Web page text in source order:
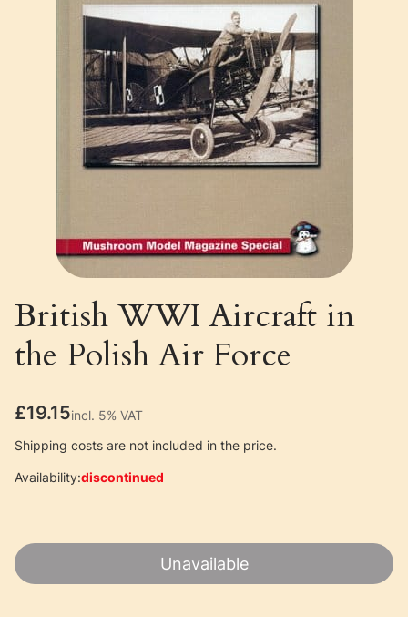
British WWI Aircraft in
the Polish Air Force
Price
£19.15incl. 5% VAT
incl. 5% VAT
Shipping costs are not included in the price.
Availability:discontinued
Unavailable